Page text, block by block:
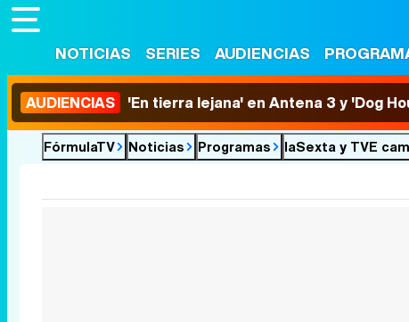
NOTICIAS SERIES AUDIENCIAS
AUDIENCIAS 'En tierra lejana' en Antena 3 y 'Dog
FórmulaTV Noticias Programas laSexta y TVE